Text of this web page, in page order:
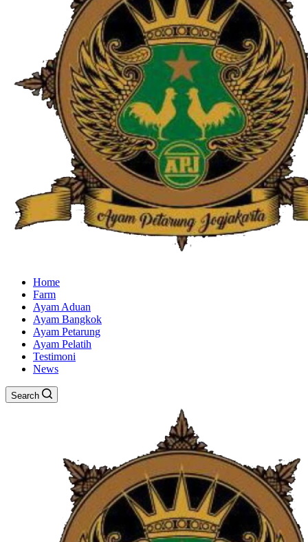
Home
Farm
Ayam Aduan
Ayam Bangkok
Ayam Petarung
Ayam Pelatih
Testimoni
News
Search